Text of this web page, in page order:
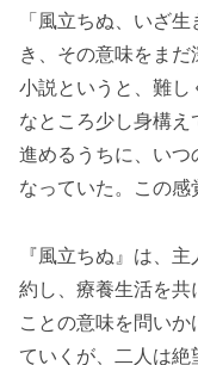
「風立ちぬ、いざ
き、その意味をま
小説というと、難
なところ少し身構
進めるうちに、いつ
なっていた。この感
『風立ちぬ』は、
約し、療養生活を共
ことの意味を問い
ていくが、二人は